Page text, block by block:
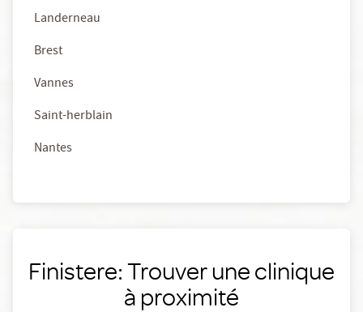
Landerneau
Brest
Vannes
Saint-herblain
Nantes
Finistere: Trouver une clinique
à proximité